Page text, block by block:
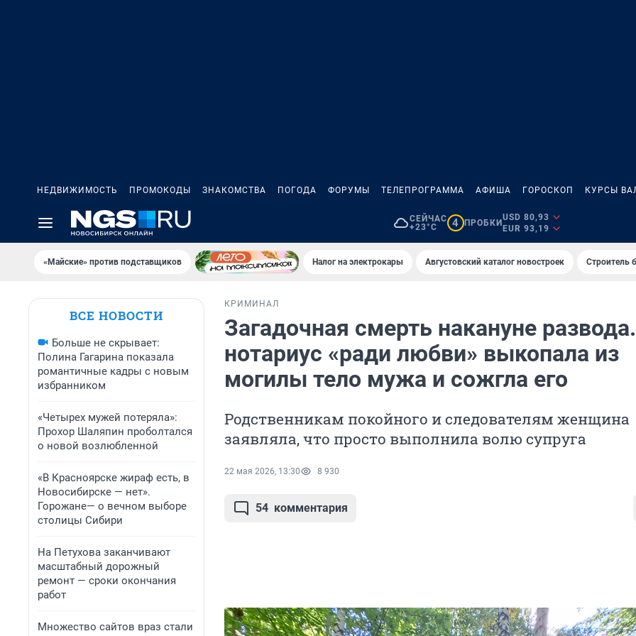
НЕДВИЖИМОСТЬ ПРОМОКОДЫ ЗНАКОМСТВА ПОГОДА ФОРУМЫ ТЕЛЕПРОГРАММА АФИША ГОРОСКОП КУРСЫ
СЕЙЧАС
+23°C
4 ПРОБКИ
USD 80,93
EUR 93,19
«Майские» против подставщиков Налог на электрокары Августовский каталог новостроек Строитель
ВСЕ НОВОСТИ
Больше не скрывает:
Полина Гагарина показала
романтичные кадры с новым
избранником
«Четырех мужей потеряла»:
Прохор Шаляпин проболтался
о новой возлюбленной
«В Красноярске жираф есть, в
Новосибирске — нет».
Горожане— о вечном выборе
столицы Сибири
На Петухова заканчивают
масштабный дорожный
ремонт — сроки окончания
работ
Множество сайтов враз стали
КРИМИНАЛ
Загадочная смерть накануне
нотариус «ради любви» выкопала из
могилы тело мужа и сожгла его
Родственникам покойного и следователям женщина
заявляла, что просто выполнила волю супруга
22 мая 2026, 13:30 8 930
54 комментария